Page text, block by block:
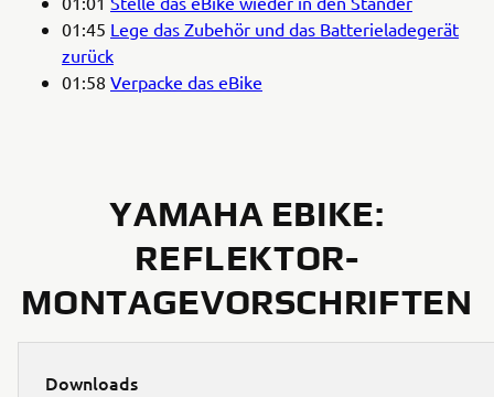
01:45 Lege das Zubehör und das Batterieladegerät
zurück
01:58 Verpacke das eBike
YAMAHA EBIKE:
REFLEKTOR-
MONTAGEVORSCHRIFTEN
Downloads